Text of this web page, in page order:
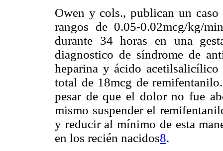
Owen y cols., publican un
rangos de 0.05-0.02mcg/kg/
durante 34 horas en una
diagnostico de síndrome de
heparina y ácido
total de 18mcg de
pesar de que el dolor no fue
mismo suspender el
y reducir al mínimo de esta
en los recién nacidos8.